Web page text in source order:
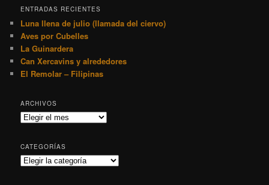
ENTRADAS RECIENTES
Luna llena de julio (llamada del ciervo)
Aves por Cubelles
La Guinardera
Can Xercavins y alrededores
El Remolar – Filipinas
ARCHIVOS
Archivos
CATEGORÍAS
Categorías